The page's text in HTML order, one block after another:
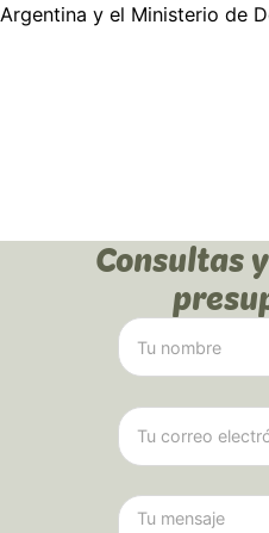
Argentina y el Ministerio de
Consultas